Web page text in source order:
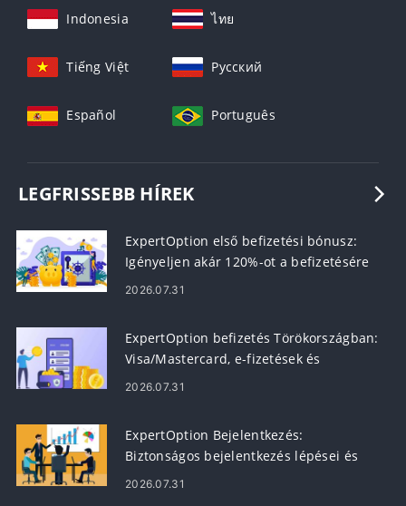
Indonesia ไทย
Tiếng Việt Русский
Español Português
LEGFRISSEBB HÍREK
ExpertOption első befizetési bónusz:
Igényeljen akár 120%-ot a befizetésére
2026.07.31
ExpertOption befizetés Törökországban:
Visa/Mastercard, e-fizetések és
kriptovaluta
2026.07.31
ExpertOption Bejelentkezés:
Biztonságos bejelentkezés lépései és
hibaelhárítás
2026.07.31